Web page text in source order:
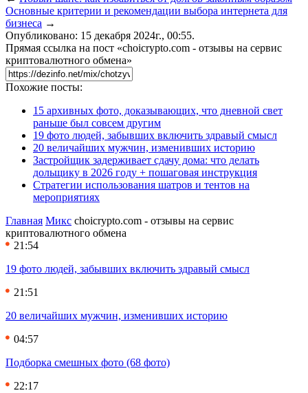
Основные критерии и рекомендации выбора интернета для
бизнеса →
Опубликовано: 15 декабря 2024г., 00:55.
Прямая ссылка на пост «choicrypto.com - отзывы на сервис
криптовалютного обмена»
Похожие посты:
15 архивных фото, доказывающих, что дневной свет
раньше был совсем другим
19 фото людей, забывших включить здравый смысл
20 величайших мужчин, изменивших историю
Застройщик задерживает сдачу дома: что делать
дольщику в 2026 году + пошаговая инструкция
Стратегии использования шатров и тентов на
мероприятиях
Главная Микс choicrypto.com - отзывы на сервис
криптовалютного обмена
21:54
19 фото людей, забывших включить здравый смысл
21:51
20 величайших мужчин, изменивших историю
04:57
Подборка смешных фото (68 фото)
22:17